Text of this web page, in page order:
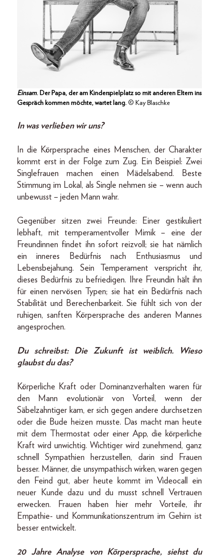
Einsam. Der Papa, der am Kinderspielplatz so mit anderen Eltern ins
Gespräch kommen möchte, wartet lang. © Kay Blaschke
In was verlieben wir uns?
In die Körpersprache eines Menschen, der Charakter
kommt erst in der Folge zum Zug. Ein Beispiel: Zwei
Single­frauen machen einen Mädels­abend. Beste
Stimmung im Lokal, als Single nehmen sie – wenn auch
unbewusst – jeden Mann wahr.
Gegenüber sitzen zwei Freunde: Einer gestikuliert
lebhaft, mit temperamentvoller Mimik – eine der
Freundinnen findet ihn sofort reizvoll; sie hat nämlich
ein inneres Bedürfnis nach Enthusiasmus und
Lebensbejahung. Sein Temperament verspricht ihr,
dieses Bedürfnis zu befriedigen. Ihre Freundin hält ihn
für einen nervösen Typen; sie hat ein Bedürfnis nach
Stabilität und Berechenbarkeit. Sie fühlt sich von der
ruhigen, sanften Körpersprache des anderen Mannes
angesprochen.
Du schreibst: Die Zukunft ist weiblich. Wieso
glaubst du das?
Körperliche Kraft oder Dominanzverhalten waren für
den Mann evolutionär von Vorteil, wenn der
Säbelzahntiger kam, er sich gegen andere durchsetzen
oder die Bude heizen musste. Das macht man heute
mit dem Thermostat oder einer App, die körperliche
Kraft wird unwichtig. Wichtiger wird zunehmend, ganz
schnell Sympathien herzustellen, darin sind Frauen
besser. Männer, die unsympathisch wirken, waren gegen
den Feind gut, aber heute kommt im Videocall ein
neuer Kunde dazu und du musst schnell Vertrauen
erwecken. Frauen haben hier mehr Vorteile, ihr
Empathie- und Kommunikations­zen­trum im Gehirn ist
besser entwickelt.
20 Jahre Analyse von Körpersprache, siehst du